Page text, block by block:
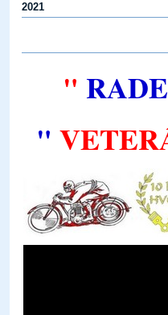
2021
"
"